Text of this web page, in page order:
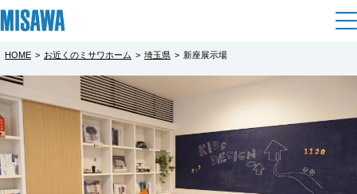
住まい
建てる [注文住宅]
商品ラインアップ
土地活用
個人のお客さま
リフォーム
HOME > お近くのミサワホーム > 埼玉県 > 新座展示場
都道府県を選択